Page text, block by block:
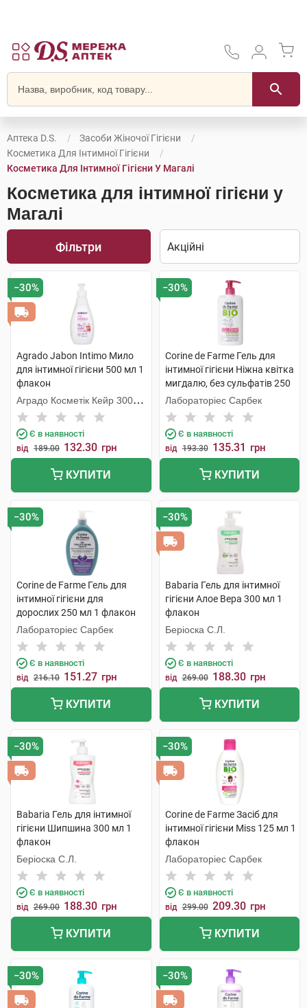
Аптека D.S.
Засоби Жіночої Гігієни
Косметика Для Інтимної Гігієни
Косметика Для Інтимної Гігієни У Магалі
Косметика для інтимної гігієни у
Магалі
Фільтри
−30%
Agrado Jabon Intimo Мило
для інтимної гігієни 500 мл 1
флакон
Аградо Косметік Кейр 3000
С.Л.У.
Є в наявності
від 189.00 132.30 грн
КУПИТИ
−30%
Corine de Farme Гель для
інтимної гігієни Ніжна квітка
мигдалю, без сульфатів 250
мл 1 флакон
Лабораторіес Сарбек
Є в наявності
від 193.30 135.31 грн
КУПИТИ
−30%
Corine de Farme Гель для
інтимної гігієни для
дорослих 250 мл 1 флакон
Лабораторіес Сарбек
Є в наявності
від 216.10 151.27 грн
КУПИТИ
−30%
Babaria Гель для інтимної
гігієни Алое Вера 300 мл 1
флакон
Беріоска С.Л.
Є в наявності
від 269.00 188.30 грн
КУПИТИ
−30%
Babaria Гель для інтимної
гігієни Шипшина 300 мл 1
флакон
Беріоска С.Л.
Є в наявності
від 269.00 188.30 грн
КУПИТИ
−30%
Corine de Farme Засіб для
інтимної гігієни Miss 125 мл 1
флакон
Лабораторіес Сарбек
Є в наявності
від 299.00 209.30 грн
КУПИТИ
−30% −30%